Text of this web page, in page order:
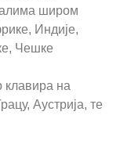
широм
Индије,
Чешке
клавира на
Аустрија, те